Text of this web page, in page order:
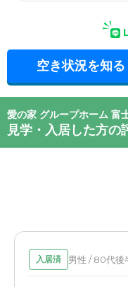
空き状況を知る
愛の家 グループホーム 富
見学・入居した方の
入居済 男性 / 80代後